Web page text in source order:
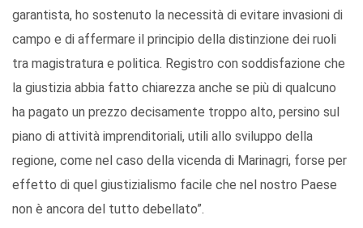
garantista, ho sostenuto la necessità di evitare invasioni di
campo e di affermare il principio della distinzione dei ruoli
tra magistratura e politica. Registro con soddisfazione che
la giustizia abbia fatto chiarezza anche se più di qualcuno
ha pagato un prezzo decisamente troppo alto, persino sul
piano di attività imprenditoriali, utili allo sviluppo della
regione, come nel caso della vicenda di Marinagri, forse per
effetto di quel giustizialismo facile che nel nostro Paese
non è ancora del tutto debellato”.